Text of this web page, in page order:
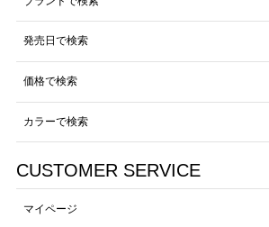
発売日で検索
価格で検索
カラーで検索
CUSTOMER SERVICE
マイページ